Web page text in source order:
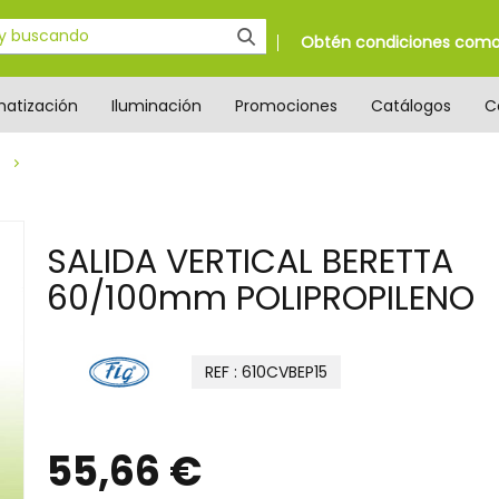
Obtén condiciones
Iluminación Promociones Catálogos
SALIDA VERTICAL BERETTA
60/100mm POLIPROPILENO
REF : 610CVBEP15
55,66 €